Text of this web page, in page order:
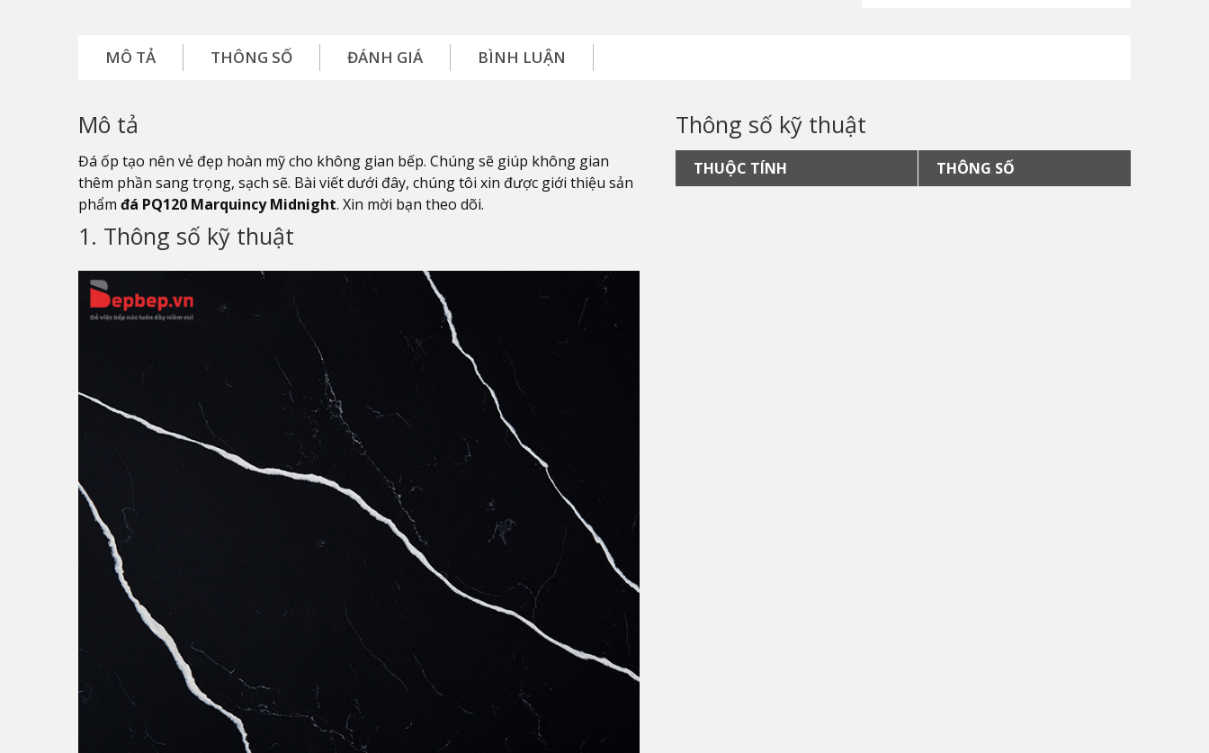
MÔ TẢ THÔNG SỐ ĐÁNH GIÁ BÌNH LUẬN
Mô tả
Đá ốp tạo nên vẻ đẹp hoàn mỹ cho không gian bếp. Chúng sẽ giúp không gian
thêm phần sang trọng, sạch sẽ. Bài viết dưới đây, chúng tôi xin được giới thiệu sản
phẩm đá PQ120 Marquincy Midnight. Xin mời bạn theo dõi.
1. Thông số kỹ thuật
Thông số kỹ thuật
THUỘC TÍNH THÔNG SỐ